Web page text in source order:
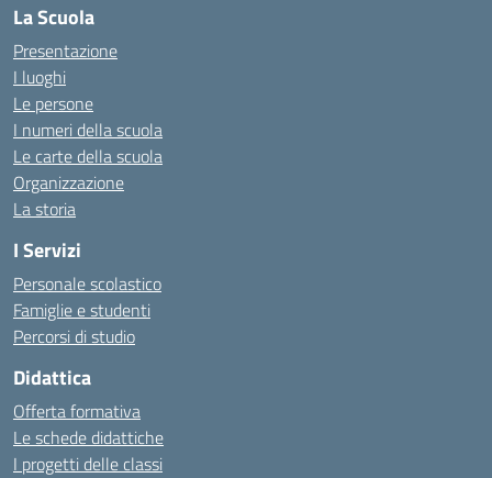
La Scuola
Presentazione
I luoghi
Le persone
I numeri della scuola
Le carte della scuola
Organizzazione
La storia
I Servizi
Personale scolastico
Famiglie e studenti
Percorsi di studio
Didattica
Offerta formativa
Le schede didattiche
I progetti delle classi